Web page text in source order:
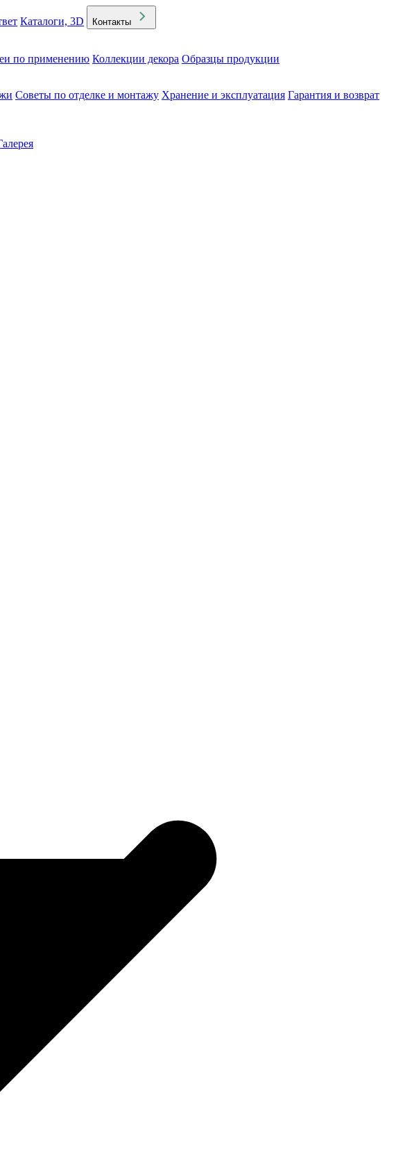
Каталоги, 3D Контакты
по применению Коллекции декора Образцы продукции
Советы по отделке и монтажу Хранение и эксплуатация Гарантия и возврат